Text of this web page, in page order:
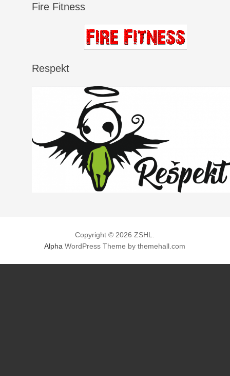
Fire Fitness
Respekt
Copyright © 2026 ZSHL.
Alpha WordPress Theme by themehall.com